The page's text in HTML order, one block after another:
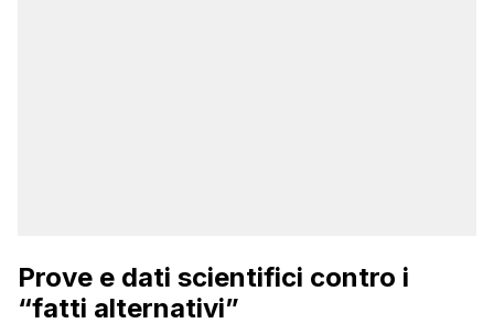
Prove e dati scientifici contro i
“fatti alternativi”